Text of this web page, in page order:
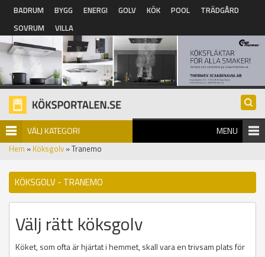
Hoppa till huvudinnehåll
BADRUM BYGG ENERGI GOLV KÖK POOL
TRÄDGÅRD
SOVRUM
VILLA
VÄLJ KATEGORI MENU
Hem » Köksgolv » Tranemo
KÖKSGOLV - TRANEMO
Välj rätt köksgolv
Köket, som ofta är hjärtat i hemmet, skall vara en trivsam plats för